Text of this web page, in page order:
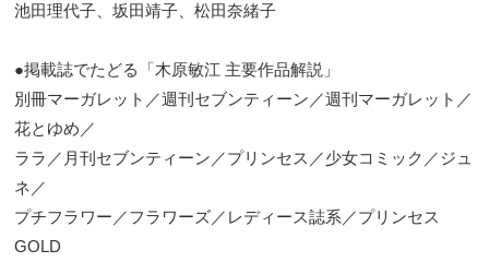
池田理代子、坂田靖子、松田奈緒子
●掲載誌でたどる「木原敏江 主要作品解説」
別冊マーガレット／週刊セブンティーン／週刊マーガレット／
花とゆめ／
ララ／月刊セブンティーン／プリンセス／少女コミック／ジュ
ネ／
プチフラワー／フラワーズ／レディース誌系／プリンセス
GOLD